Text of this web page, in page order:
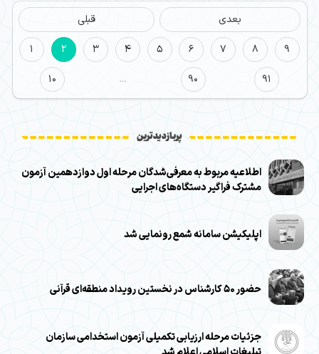
قبلی
بعدی
1
2 3 4 5 6 7 8
9
10
… 90 91
پربازدیدترین
اطلاعیه مربوط به معرفی‌شدگان مرحله اول دوازدهمین آزمون
مشترک فراگیر دستگاه‌های اجرایی
اپلیکیشن سامانه شمع رونمایی شد
حضور ۵۰ کارشناس در نخستین رویداد منطقه‌ای قرآنی
جزئیات مرحله ارزیابی تکمیلی آزمون استخدامی سازمان